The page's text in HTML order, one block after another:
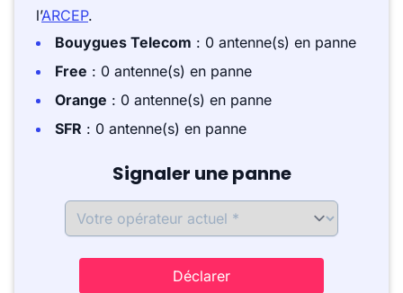
l’ARCEP.
Bouygues Telecom : 0 antenne(s) en panne
Free : 0 antenne(s) en panne
Orange : 0 antenne(s) en panne
SFR : 0 antenne(s) en panne
Signaler une panne
Déclarer